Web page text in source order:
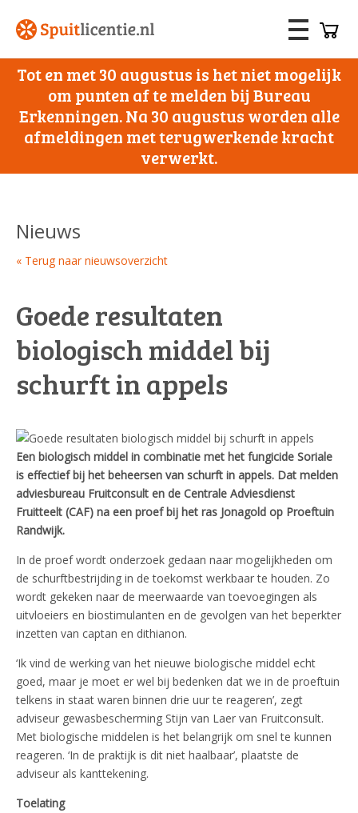
Tot en met 30 augustus is het niet mogelijk
om punten af te melden bij Bureau
Erkenningen. Na 30 augustus worden alle
afmeldingen met terugwerkende kracht
verwerkt.
Nieuws
« Terug naar nieuwsoverzicht
Goede resultaten
biologisch middel bij
schurft in appels
Een biologisch middel in combinatie met het fungicide Soriale
is effectief bij het beheersen van schurft in appels. Dat melden
adviesbureau Fruitconsult en de Centrale Adviesdienst
Fruitteelt (CAF) na een proef bij het ras Jonagold op Proeftuin
Randwijk.
In de proef wordt onderzoek gedaan naar mogelijkheden om
de schurftbestrijding in de toekomst werkbaar te houden. Zo
wordt gekeken naar de meerwaarde van toevoegingen als
uitvloeiers en biostimulanten en de gevolgen van het beperkter
inzetten van captan en dithianon.
‘Ik vind de werking van het nieuwe biologische middel echt
goed, maar je moet er wel bij bedenken dat we in de proeftuin
telkens in staat waren binnen drie uur te reageren’, zegt
adviseur gewasbescherming Stijn van Laer van Fruitconsult.
Met biologische middelen is het belangrijk om snel te kunnen
reageren. ‘In de praktijk is dit niet haalbaar’, plaatste de
adviseur als kanttekening.
Toelating